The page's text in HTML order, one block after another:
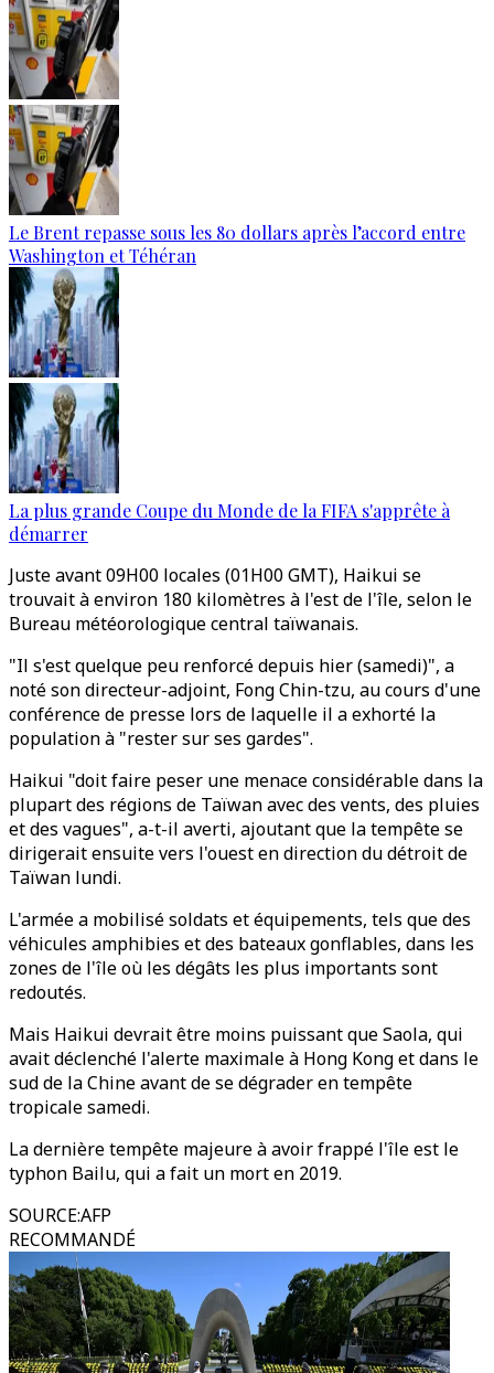
Le Brent repasse sous les 80 dollars après l’accord entre
Washington et Téhéran
La plus grande Coupe du Monde de la FIFA s'apprête à
démarrer
Juste avant 09H00 locales (01H00 GMT), Haikui se
trouvait à environ 180 kilomètres à l'est de l'île, selon le
Bureau météorologique central taïwanais.
"Il s'est quelque peu renforcé depuis hier (samedi)", a
noté son directeur-adjoint, Fong Chin-tzu, au cours d'une
conférence de presse lors de laquelle il a exhorté la
population à "rester sur ses gardes".
Haikui "doit faire peser une menace considérable dans la
plupart des régions de Taïwan avec des vents, des pluies
et des vagues", a-t-il averti, ajoutant que la tempête se
dirigerait ensuite vers l'ouest en direction du détroit de
Taïwan lundi.
L'armée a mobilisé soldats et équipements, tels que des
véhicules amphibies et des bateaux gonflables, dans les
zones de l'île où les dégâts les plus importants sont
redoutés.
Mais Haikui devrait être moins puissant que Saola, qui
avait déclenché l'alerte maximale à Hong Kong et dans le
sud de la Chine avant de se dégrader en tempête
tropicale samedi.
La dernière tempête majeure à avoir frappé l'île est le
typhon Bailu, qui a fait un mort en 2019.
SOURCE:AFP
RECOMMANDÉ